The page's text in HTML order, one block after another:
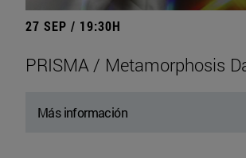
27 SEP / 19:30H
PRISMA / Metamorphosis
Más información